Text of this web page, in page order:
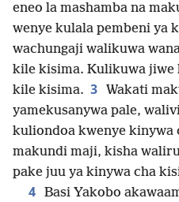
eneo la mashamba na
wenye kulala pembeni ya
wachungaji walikuwa
kile kisima. Kulikuwa jiwe
kile kisima. 3 Wakati
yamekusanywa pale,
kuliondoa kwenye kinywa
makundi maji, kisha
pake juu ya kinywa cha
4 Basi Yakobo